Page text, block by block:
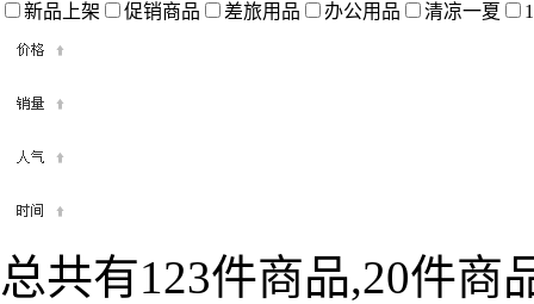
新品上架
促销商品 差旅用品 办公用品 清凉一夏
总共有123件商品,20件商